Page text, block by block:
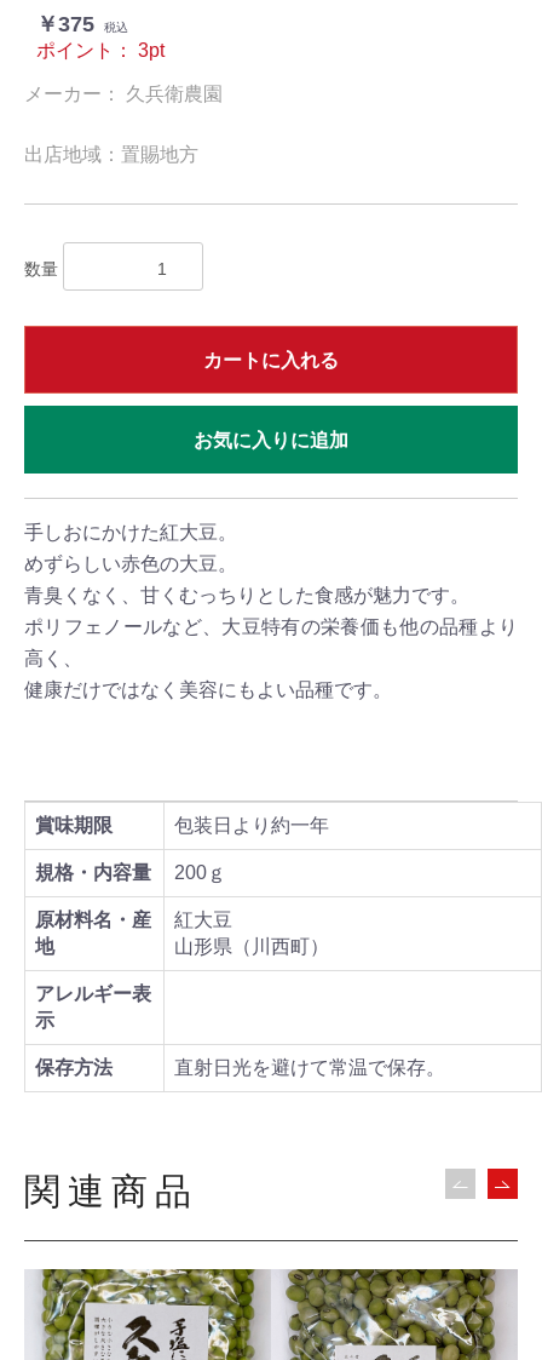
￥375 税込
ポイント： 3pt
メーカー： 久兵衛農園
出店地域：置賜地方
数量
カートに入れる
お気に入りに追加
手しおにかけた紅大豆。
めずらしい赤色の大豆。
青臭くなく、甘くむっちりとした食感が魅力です。
ポリフェノールなど、大豆特有の栄養価も他の品種より
高く、
健康だけではなく美容にもよい品種です。
賞味期限 包装日より約一年
規格・内容量 200ｇ
原材料名・産
地
紅大豆
山形県（川西町）
アレルギー表
示
保存方法 直射日光を避けて常温で保存。
関連商品